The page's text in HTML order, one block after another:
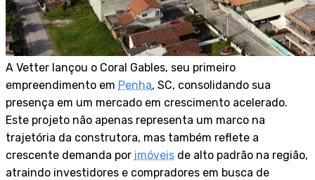
A Vetter lançou o Coral Gables, seu primeiro
empreendimento em Penha, SC, consolidando sua
presença em um mercado em crescimento acelerado.
Este projeto não apenas representa um marco na
trajetória da construtora, mas também reflete a
crescente demanda por imóveis de alto padrão na região,
atraindo investidores e compradores em busca de